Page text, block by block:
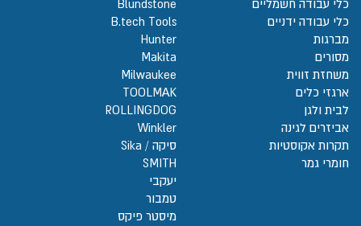
כלי עבודה חשמליים
כלי עבודה ידניים
מברגות
מסורים
משחזת זווית
ארגזי כלים
לבית ולגן
אביזרים לגינה
תקרות אקוסטיות
חומרי גמר
Blundstone
B.tech Tools
Hunter
Makita
Milwaukee
TOOLMAK
ROLLINGDOG
Winkler
סיקה / Sika
SMITH
יעקבי
טמבור
מיסטר פיקס